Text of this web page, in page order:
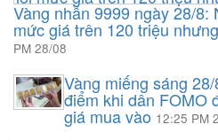
Vàng nhẫn 9999 ngày 28/
mức giá trên 120 triệu
PM 28/08
Vàng miếng sáng
điểm khi dân FOMO
giá mua vào 12:25 PM